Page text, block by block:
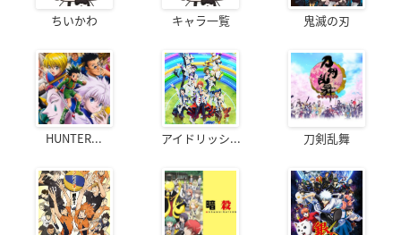
ちいかわ キャラ一覧 鬼滅の刃
HUNTER... アイドリッシ... 刀剣乱舞